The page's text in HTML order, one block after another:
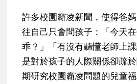
許多校園霸凌新聞，使得爸
往自己只會問孩子：「今天
乖？」「有沒有聽懂老師上
是對於孩子的人際關係卻疏
期研究校園霸凌問題的兒童